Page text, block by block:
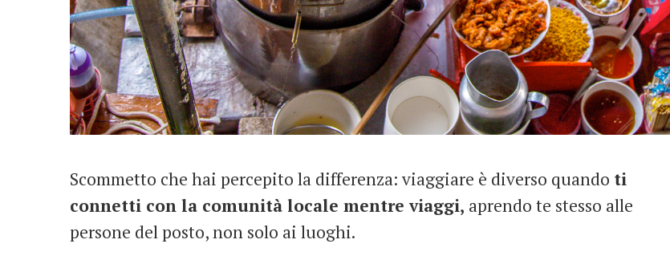
Scommetto che hai percepito la differenza: viaggiare è diverso quando ti
connetti con la comunità locale mentre viaggi, aprendo te stesso alle
persone del posto, non solo ai luoghi.